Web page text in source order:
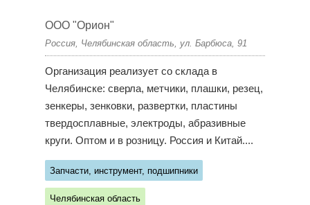
ООО "Орион"
Россия, Челябинская область, ул. Барбюса, 91
Организация реализует со склада в
Челябинске: сверла, метчики, плашки, резец,
зенкеры, зенковки, развертки, пластины
твердосплавные, электроды, абразивные
круги. Оптом и в розницу. Россия и Китай....
Запчасти, инструмент, подшипники
Челябинская область